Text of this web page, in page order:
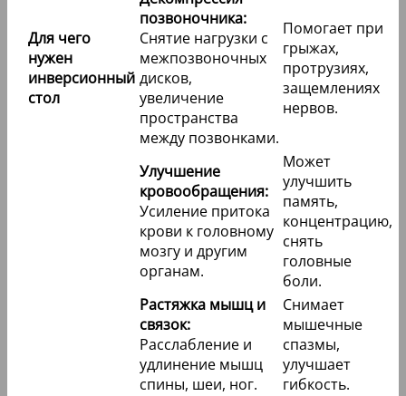
Для чего
нужен
инверсионный
стол
позвоночника:
Снятие нагрузки с
межпозвоночных
дисков,
увеличение
пространства
между позвонками.
Помогает при
грыжах,
протрузиях,
защемлениях
нервов.
Улучшение
кровообращения:
Усиление притока
крови к головному
мозгу и другим
органам.
Может
улучшить
память,
концентрацию,
снять
головные
боли.
Растяжка мышц и
связок:
Расслабление и
удлинение мышц
спины, шеи, ног.
Снимает
мышечные
спазмы,
улучшает
гибкость.